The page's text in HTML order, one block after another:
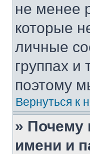
не менее
которые
личные
группах и
поэтому
Вернуться к
» Почему
имени и